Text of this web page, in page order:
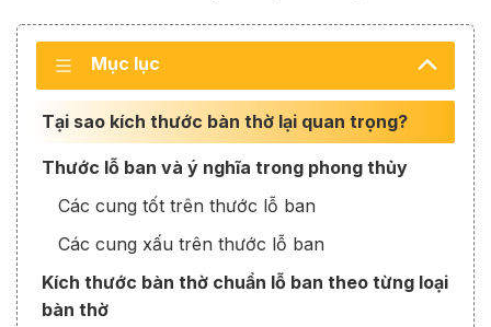
Mục lục
Tại sao kích thước bàn thờ lại quan trọng?
Thước lỗ ban và ý nghĩa trong phong thủy
Các cung tốt trên thước lỗ ban
Các cung xấu trên thước lỗ ban
Kích thước bàn thờ chuẩn lỗ ban theo từng loại
bàn thờ